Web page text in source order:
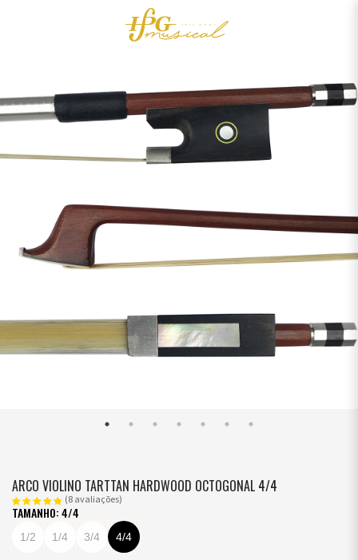
ARCO VIOLINO TARTTAN HARDWOOD OCTOGONAL 4/4
(8 avaliações)
TAMANHO: 4/4
1/2 1/4 3/4 4/4